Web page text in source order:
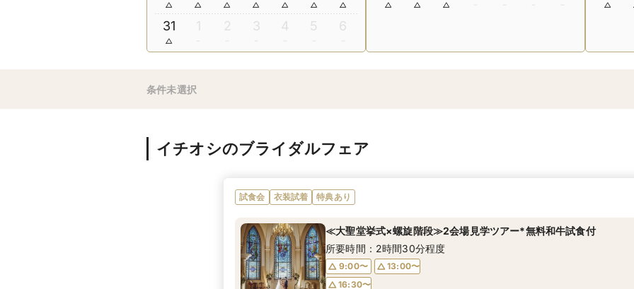
31 1 2 3 4 5 6
条件未選択
イチオシのブライダルフェア
試食会 衣装試着 特典あり
≪大聖堂挙式×螺旋階段≫2会場見学ツアー*無料和牛試食付
所要時間：2時間30分程度
9:00〜
13:00〜
16:30〜